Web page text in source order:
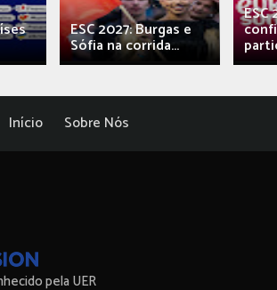
ESC 2027: Burgas e
Sófia na corrida...
ESC
Início Sobre Nós
pela UER